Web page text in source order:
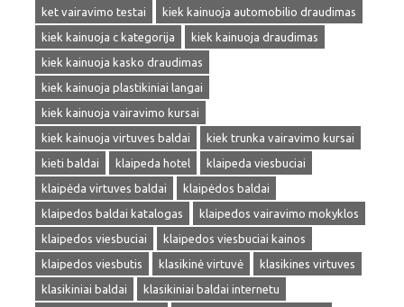
ket vairavimo testai
kiek kainuoja automobilio draudimas
kiek kainuoja c kategorija
kiek kainuoja draudimas
kiek kainuoja kasko draudimas
kiek kainuoja plastikiniai langai
kiek kainuoja vairavimo kursai
kiek kainuoja virtuves baldai
kiek trunka vairavimo kursai
kieti baldai
klaipeda hotel
klaipeda viesbuciai
klaipėda virtuves baldai
klaipėdos baldai
klaipedos baldai katalogas
klaipedos vairavimo mokyklos
klaipedos viesbuciai
klaipedos viesbuciai kainos
klaipedos viesbutis
klasikinė virtuvė
klasikines virtuves
klasikiniai baldai
klasikiniai baldai internetu